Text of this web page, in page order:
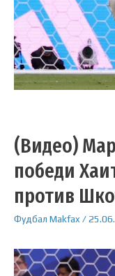
(Видео)
победи
против
Фудбал Makfax /